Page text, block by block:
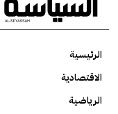
الرئيسية
الاقتصادية
الرياضية